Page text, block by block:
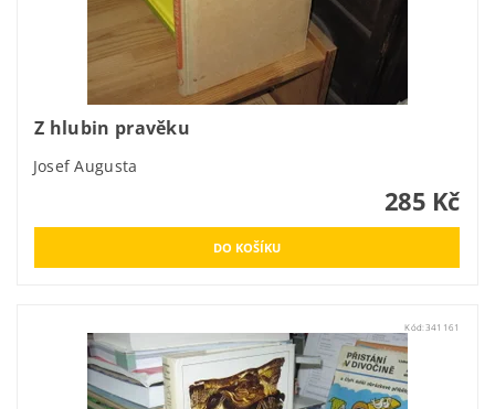
Z hlubin pravěku
Josef Augusta
285 Kč
Kód: 341161